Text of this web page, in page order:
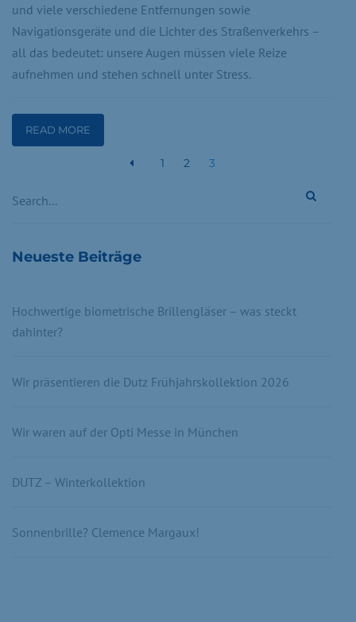
und viele verschiedene Entfernungen sowie
Navigationsgeräte und die Lichter des Straßenverkehrs –
all das bedeutet: unsere Augen müssen viele Reize
aufnehmen und stehen schnell unter Stress.
READ MORE
1 2 3
Neueste Beiträge
Hochwertige biometrische Brillengläser – was steckt
dahinter?
Wir präsentieren die Dutz Frühjahrskollektion 2026
Wir waren auf der Opti Messe in München
DUTZ – Winterkollektion
Sonnenbrille? Clemence Margaux!